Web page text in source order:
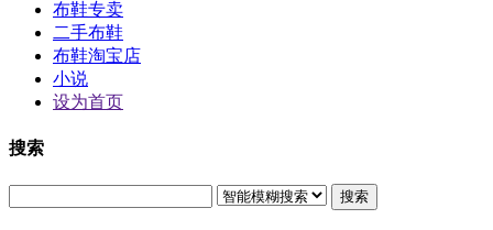
布鞋专卖
二手布鞋
布鞋淘宝店
小说
设为首页
搜索
搜索